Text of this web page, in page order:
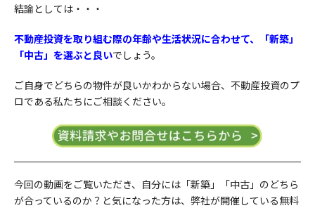
結論としては・・・
不動産投資を取り組む際の年齢や生活状況に合わせて、「新築」
「中古」を選ぶと良いでしょう。
ご自身でどちらの物件が良いかわからない場合、不動産投資のプ
ロである私たちにご相談ください。
今回の動画をご覧いただき、自分には「新築」「中古」のどちら
が合っているのか？と気になった方は、弊社が開催している無料